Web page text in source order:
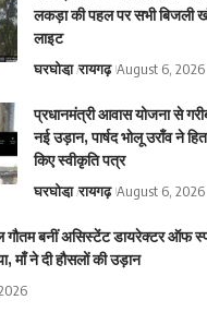
लकड़ा की पहल पर सभी बिजली
लाइट
घरघोडा़ रायगढ़ August 6, 2026
प्रधानमंत्री आवास योजना से
नई उड़ान, पार्षद भोलू उराँव ने
किए स्वीकृति पत्र
घरघोडा़ रायगढ़ August 6, 2026
गौतम बनीं असिस्टेंट डायरेक्टर ऑफ
माँ ने दी हौसलों की उड़ान